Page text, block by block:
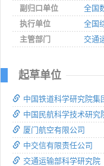
副归口单位
全国
执行单位
全国
主管部门
交通
起草单位
中国铁道科学研究院集
中国民航科学技术研究
厦门航空有限公司
中交信有限责任公司
交通运输部科学研究院